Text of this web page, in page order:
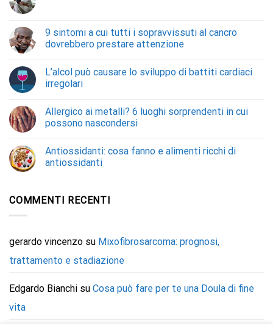
9 sintomi a cui tutti i sopravvissuti al cancro
dovrebbero prestare attenzione
L’alcol può causare lo sviluppo di battiti cardiaci
irregolari
Allergico ai metalli? 6 luoghi sorprendenti in cui
possono nascondersi
Antiossidanti: cosa fanno e alimenti ricchi di
antiossidanti
COMMENTI RECENTI
gerardo vincenzo su Mixofibrosarcoma: prognosi,
trattamento e stadiazione
Edgardo Bianchi su Cosa può fare per te una Doula di fine
vita